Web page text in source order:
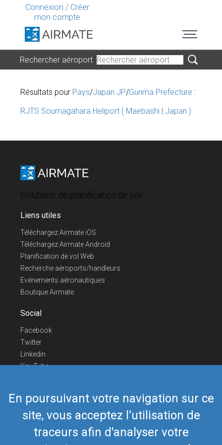
Connexion / Créer
mon compte
En poursuivant votre navigation sur ce
site, vous acceptez l’utilisation de
traceurs afin d'analyser votre
Rechercher aéroport
Résultats pour Pays/Japan JP/Gunma Prefecture :
RJTS Soumagahara Heliport ( Maebashi | Japan )
Solutions de planification de vol
Liens utiles
Téléchargez Airmate iOS
Téléchargez Airmate Android
Planification de vol Web
Recherche aéroports/handleurs
Evénements aéronautiques
Boutique Airmate
Social
Facebook
Twitter
Linkedin
YouTube
Nous contacter
Téléphone Europe+352 26441835
Téléphone US/Canada418-592-8862